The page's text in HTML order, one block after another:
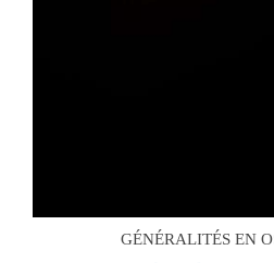
GÉNÉRALITÉS EN